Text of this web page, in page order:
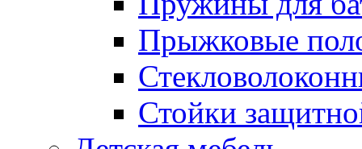
Прыжковые
Стойки